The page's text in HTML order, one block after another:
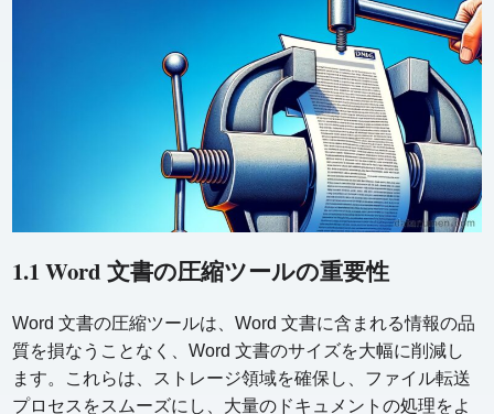
1.1 Word 文書の圧縮ツールの重要性
Word 文書の圧縮ツールは、Word 文書に含まれる情報の品
質を損なうことなく、Word 文書のサイズを大幅に削減し
ます。これらは、ストレージ領域を確保し、ファイル転送
プロセスをスムーズにし、大量のドキュメントの処理をよ